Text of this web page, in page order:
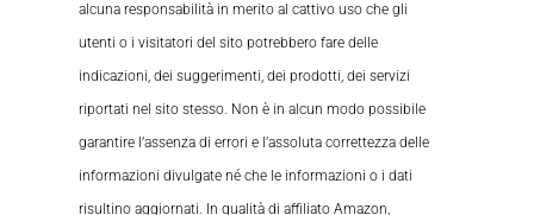
alcuna responsabilità in merito al cattivo uso che gli
utenti o i visitatori del sito potrebbero fare delle
indicazioni, dei suggerimenti, dei prodotti, dei servizi
riportati nel sito stesso. Non è in alcun modo possibile
garantire l’assenza di errori e l’assoluta correttezza delle
informazioni divulgate né che le informazioni o i dati
risultino aggiornati. In qualità di affiliato Amazon,